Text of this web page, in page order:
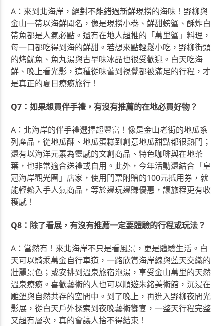
A：來到北海岸，絕對不能錯過新鮮現撈的海味！野柳與
金山一帶以海鮮聞名，像是現撈小卷、鮮甜螃蟹、酥炸白
帶魚都是人氣必點。還有在地人超推的「萬里蟹」料理，
每一口都吃得到海的鮮甜。若想來點輕鬆小吃，野柳街頭
的烤魷魚、魚丸湯與古早味冰品也很受歡迎。白天吃海
鮮、晚上看光影，這種從味蕾到視覺都被滿足的行程，才
是真正的夏日療癒旅行！
Q7：如果想買伴手禮，有沒有推薦的在地必買好物？
A：北海岸的伴手禮選擇超豐富！像是金山老街的地瓜系
列產品，從地瓜酥、地瓜蛋糕到創意地瓜甜點都很熱門；
還有以海洋元素為靈感的文創商品、特色咖啡與在地茶
葉，也非常適合送禮或自用。此外，今年活動還結合「皇
冠海岸觀光圈」店家，使用門票附贈的100元抵用券，就
能輕鬆入手人氣商品，等於邊玩邊賺優惠，讓旅程更有收
穫感！
Q8：除了看展，有沒有推薦一定要體驗的行程或玩法？
A：當然有！來北海岸不只是看風景，更是體驗生活。白
天可以騎乘萬金自行車道，一路欣賞海岸線與藍天交織的
壯麗景色；或安排到溫泉旅宿泡湯，享受金山萬里的天然
溫泉療癒。喜歡藝術的人也可以順遊朱銘美術館，沉浸在
雕塑與自然共存的空間中。到了晚上，再進入野柳夜間光
影展，從白天戶外探索到夜晚藝術饗宴，一整天行程完整
又超有層次，真的會讓人捨不得結束！